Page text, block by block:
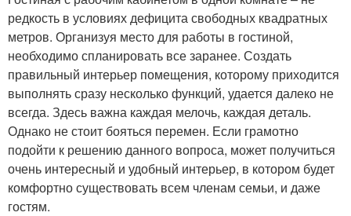
редкость в условиях дефицита свободных квадратных
метров. Организуя место для работы в гостиной,
необходимо спланировать все заранее. Создать
правильный интерьер помещения, которому приходится
выполнять сразу несколько функций, удается далеко не
всегда. Здесь важна каждая мелочь, каждая деталь.
Однако не стоит бояться перемен. Если грамотно
подойти к решению данного вопроса, может получиться
очень интересный и удобный интерьер, в котором будет
комфортно существовать всем членам семьи, и даже
гостям.